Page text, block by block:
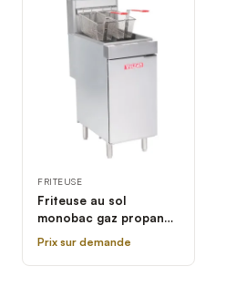
FRITEUSE
Friteuse au sol
monobac gaz propane
Vulcan LG400-2
Prix sur demande